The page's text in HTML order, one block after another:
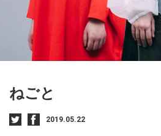
ねごと
2019.05.22